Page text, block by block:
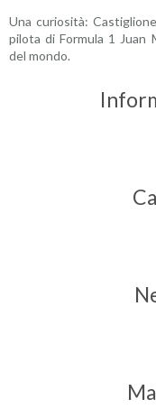
Una curiosità:
pilota di Formula 1 Juan
del mondo.